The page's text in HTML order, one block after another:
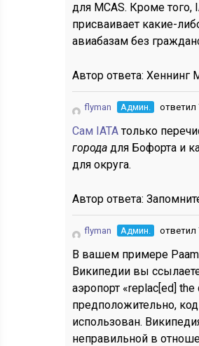
для MCAS. Кроме того,
присваивает какие-
авиабазам без
Автор ответа:Хеннинг
flyman Админ. ответил
Сам IATAтолько
городадля Бофорта и
для округа.
Автор ответа:
flyman Админ. ответил
В вашем примере
Википедии вы
аэропорт «replac[ed] the
предположительно,
использован.
неправильной в